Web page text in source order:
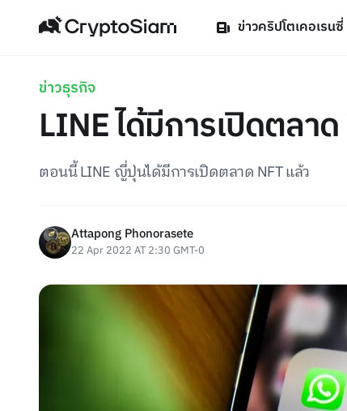
ข่าวคริปโตเคอเรนซี่
ข่าวธุรกิจ
LINE ได้มีการเปิดตลา
ตอนนี้ LINE ญี่ปุ่นได้มีการเปิดตลาด NFT แล้ว
Attapong Phonorasete
22 Apr 2022 AT 2:30 GMT-0